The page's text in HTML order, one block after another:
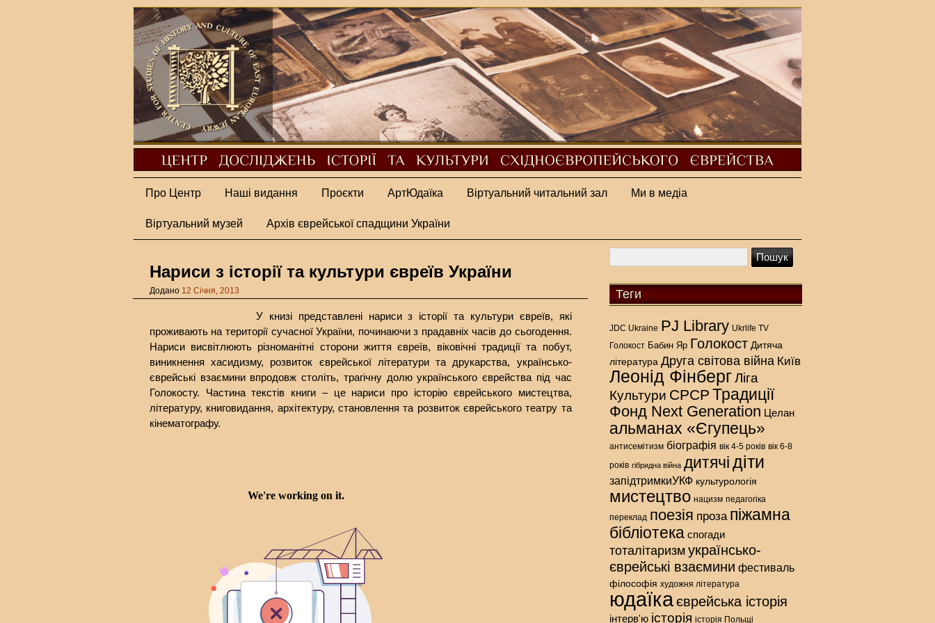
Про Центр Наші видання Проєкти АртЮдаїка Віртуальний читальний зал Ми в медіа
Віртуальний музей Архів єврейської спадщини України
Нариси з історії та культури євреїв України
Додано 12 Січня, 2013
У книзі представлені нариси з історії та культури євреїв, які
проживають на території сучасної України, починаючи з прадавніх часів до сьогодення.
Нариси висвітлюють різноманітні сторони життя євреїв, віковічні традиції та побут,
виникнення хасидизму, розвиток єврейської літератури та друкарства, українсько-
єврейські взаємини впродовж століть, трагічну долю українського єврейства під час
Голокосту. Частина текстів книги – це нариси про історію єврейського мистецтва,
літературу, книговидання, архітектуру, становлення та розвиток єврейського театру та
кінематографу.
Теги
JDC Ukraine PJ Library Ukrlife TV
Голокост Бабин Яр Голокост Дитяча
література Друга світова війна Київ
Леонід ФінбергЛіга
Культури СРСР Традиції
Фонд Next Generation Целан
альманах «Єгупець»
антисемітизм біографія вік 4-5 років вік 6-8
років гібридна війна дитячідіти
запідтримкиУКФ культурологія
мистецтво нацизм педагогіка
переклад поезія проза піжамна
бібліотека спогади
тоталітаризм українсько-
єврейські взаємини фестиваль
філософія художня література
юдаїкаєврейська історія
інтерв'ю історія історія Польщі